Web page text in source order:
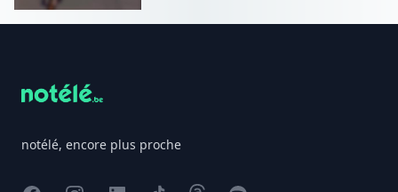
notélé, encore plus proche